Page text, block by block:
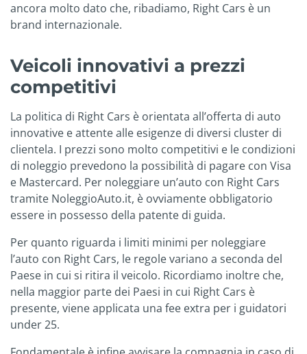
ancora molto dato che, ribadiamo, Right Cars è un
brand internazionale.
Veicoli innovativi a prezzi
competitivi
La politica di Right Cars è orientata all’offerta di auto
innovative e attente alle esigenze di diversi cluster di
clientela. I prezzi sono molto competitivi e le condizioni
di noleggio prevedono la possibilità di pagare con Visa
e Mastercard. Per noleggiare un’auto con Right Cars
tramite NoleggioAuto.it, è ovviamente obbligatorio
essere in possesso della patente di guida.
Per quanto riguarda i limiti minimi per noleggiare
l’auto con Right Cars, le regole variano a seconda del
Paese in cui si ritira il veicolo. Ricordiamo inoltre che,
nella maggior parte dei Paesi in cui Right Cars è
presente, viene applicata una fee extra per i guidatori
under 25.